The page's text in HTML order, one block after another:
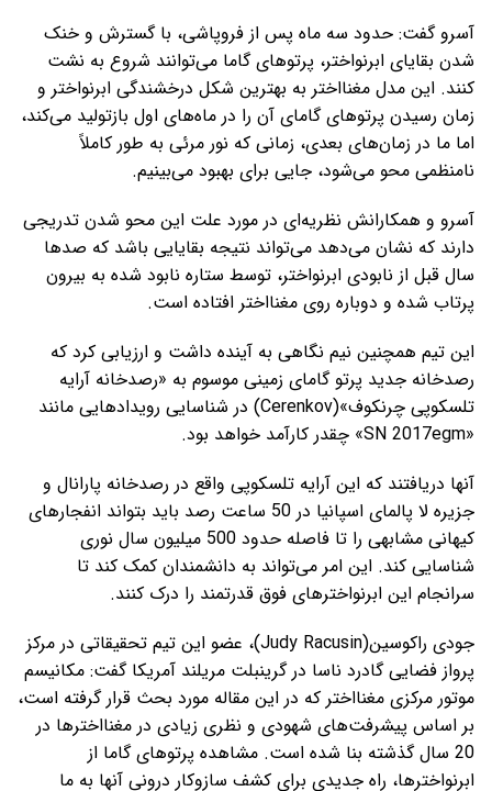
آسرو گفت: حدود سه ماه پس از فروپاشی، با گسترش و خنک
شدن بقایای ابرنواختر، پرتوهای گاما می‌توانند شروع به نشت
کنند. این مدل مغنااختر به بهترین شکل درخشندگی ابرنواختر و
زمان رسیدن پرتوهای گامای آن را در ماه‌های اول بازتولید می‌کند،
اما ما در زمان‌های بعدی، زمانی که نور مرئی به طور کاملاً
نامنظمی محو می‌شود، جایی برای بهبود می‌بینیم.
آسرو و همکارانش نظریه‌ای در مورد علت این محو شدن تدریجی
دارند که نشان می‌دهد می‌تواند نتیجه‌ بقایایی باشد که صدها
سال قبل از نابودی ابرنواختر، توسط ستاره‌ نابود شده به بیرون
پرتاب شده و دوباره روی مغنااختر افتاده است.
این تیم همچنین نیم نگاهی به آینده داشت و ارزیابی کرد که
رصدخانه جدید پرتو گامای زمینی موسوم به «رصدخانه آرایه
تلسکوپی چرنکوف»(Cerenkov) در شناسایی رویدادهایی مانند
«SN 2017egm» چقدر کارآمد خواهد بود.
آنها دریافتند که این آرایه تلسکوپی واقع در رصدخانه پارانال و
جزیره لا پالمای اسپانیا در 50 ساعت رصد باید بتواند انفجارهای
کیهانی مشابهی را تا فاصله حدود 500 میلیون سال نوری
شناسایی کند. این امر می‌تواند به دانشمندان کمک کند تا
سرانجام این ابرنواخترهای فوق قدرتمند را درک کنند.
جودی راکوسین(Judy Racusin)، عضو این تیم تحقیقاتی در مرکز
پرواز فضایی گادرد ناسا در گرینبلت مریلند آمریکا گفت: مکانیسم
موتور مرکزی مغنااختر که در این مقاله مورد بحث قرار گرفته است،
بر اساس پیشرفت‌های شهودی و نظری زیادی در مغنااخترها در
20 سال گذشته بنا شده است. مشاهده پرتوهای گاما از
ابرنواخترها، راه جدیدی برای کشف سازوکار درونی آنها به ما